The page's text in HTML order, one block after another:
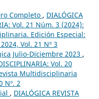
Completo , DIALÓGICA
Vol. 21 Núm. 3 (2024):
Edición Especial:
Vol. 21 Nº 3
Julio-Diciembre 2023 ,
Vol. 20
Multidisciplinaria
Nº. 2
, DIALÓGICA REVISTA